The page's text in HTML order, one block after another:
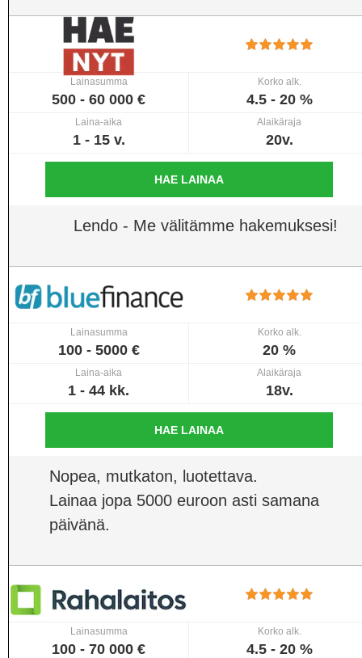
Lainasumma
500 - 60 000 €
Korko alk.
4.5 - 20 %
Laina-aika
1 - 15 v.
Alaikäraja
20v.
HAE LAINAA
Lendo - Me välitämme hakemuksesi!
Lainasumma
100 - 5000 €
Korko alk.
20 %
Laina-aika
1 - 44 kk.
Alaikäraja
18v.
HAE LAINAA
Nopea, mutkaton, luotettava.
Lainaa jopa 5000 euroon asti samana
päivänä.
Lainasumma
100 - 70 000 €
Korko alk.
4.5 - 20 %